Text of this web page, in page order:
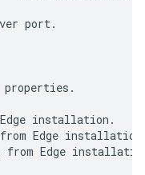
port.
properties .
Edge installation .
from Edge installation
from Edge